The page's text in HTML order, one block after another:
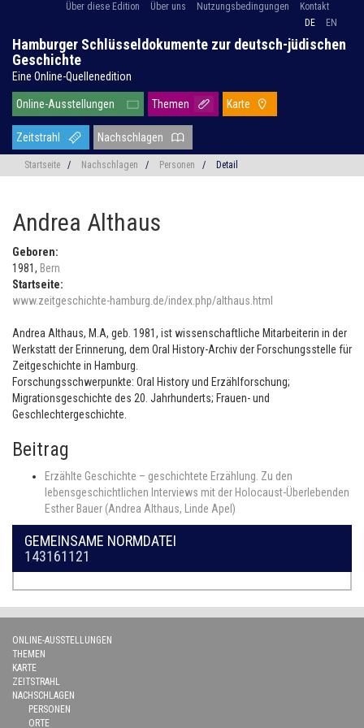
Über diese Edition Über uns Nutzungsbedingungen
Kontakt
DE
EN
Hamburger Schlüsseldokumente zur deutsch-jüdischen
Geschichte
Eine Online-Quellenedition
Online-Ausstellungen Themen Karte
Zeitstrahl Nachschlagen
Startseite / Nachschlagen / Personen / Detail
Andrea Althaus
Geboren:
1981, Bern
Startseite:
www.zeitgeschichte-hamburg.de/index.php/althaus.html
Andrea Althaus, M.A, geb. 1981, ist wissenschaftliche Mitarbeiterin in der
Werkstatt der Erinnerung, dem Oral History-Archiv der Forschungsstelle für
Zeitgeschichte in Hamburg.
Forschungsschwerpunkte: Oral History und Erzählforschung;
Migrationsgeschichte des 20. Jahrhunderts; Frauen- und
Geschlechtergeschichte.
Beitrag
Erzählte Geschichte – geschichtete Erzählung. Zu den
lebensgeschichtlichen Interviews mit der Holocaust-Überlebenden
Esther Bauer (Andrea Althaus, Linde Apel)
GEMEINSAME NORMDATEI
143161121
ONLINE-AUSSTELLUNGEN
THEMEN
KARTE
ZEITSTRAHL
NACHSCHLAGEN
PERSONEN
ORTE